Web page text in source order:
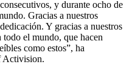
y durante ocho de
Gracias a nuestros
Y gracias a nuestros
el mundo, que hacen
como estos”, ha
Activision.